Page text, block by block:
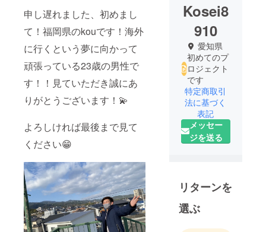
申し遅れました、初めまし
て！福岡県のkouです！海外
に行くという夢に向かって
頑張っている23歳の男性で
す！！見ていただき誠にあ
りがとうございます！💫
よろしければ最後まで見て
ください😁
Kosei8
910
愛知県
初めてのプ
ロジェクト
です
特定商取引
法に基づく
表記
メッセー
ジを送る
リターンを
選ぶ